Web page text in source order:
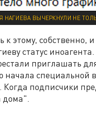
НАГИЕВА ВЫЧЕРКНУЛИ НЕ
к этому,
статус
приглашать
начала специальной
Когда подписчики
дома".